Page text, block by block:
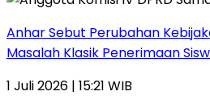
Anhar Sebut Perubahan
Masalah Klasik Penerimaan
1 Juli 2026 | 15:21 WIB